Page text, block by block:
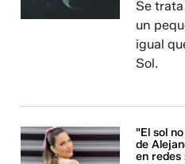
Se
un
igual
Sol.
"El sol
de
en redes